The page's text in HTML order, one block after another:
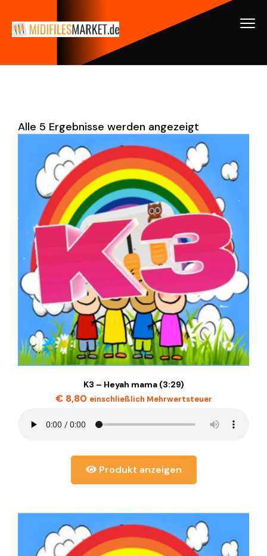
Alle 5 Ergebnisse werden angezeigt
K3 – Heyah mama (3:29)
€8,80 einschließlich Mehrwertsteuer
Produkt anzeigen